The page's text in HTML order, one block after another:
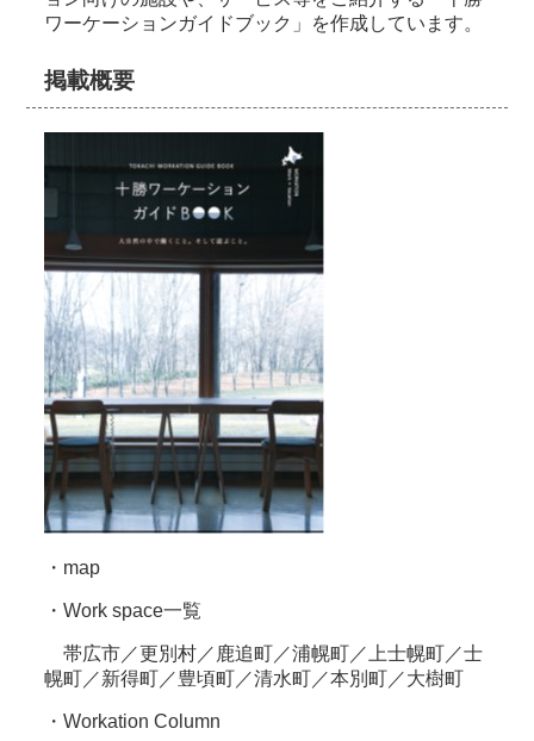
ワーケーションガイドブック」を作成しています。
掲載概要
・map
・Work space一覧
帯広市／更別村／鹿追町／浦幌町／上士幌町／士
幌町／新得町／豊頃町／清水町／本別町／大樹町
・Workation Column